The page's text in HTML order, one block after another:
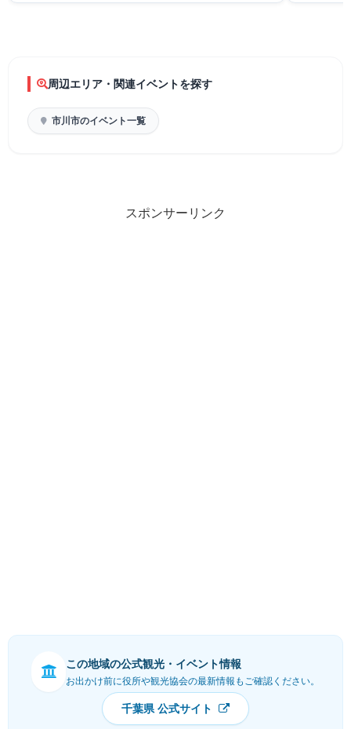
周辺エリア・関連イベントを探す
市川市のイベント一覧
スポンサーリンク
この地域の公式観光・イベント情報
お出かけ前に役所や観光協会の最新情報もご確認ください。
千葉県 公式サイト